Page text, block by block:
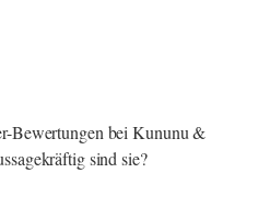
Bewertungen bei Kununu &
sind sie?